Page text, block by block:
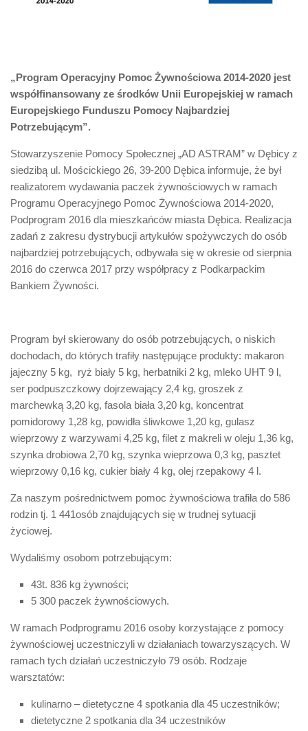
„Program Operacyjny Pomoc Żywnościowa 2014-2020 jest
współfinansowany ze środków Unii Europejskiej w ramach
Europejskiego Funduszu Pomocy Najbardziej
Potrzebującym”.
Stowarzyszenie Pomocy Społecznej „AD ASTRAM” w Dębicy z
siedzibą ul. Mościckiego 26, 39-200 Dębica informuje, że był
realizatorem wydawania paczek żywnościowych w ramach
Programu Operacyjnego Pomoc Żywnościowa 2014-2020,
Podprogram 2016 dla mieszkańców miasta Dębica. Realizacja
zadań z zakresu dystrybucji artykułów spożywczych do osób
najbardziej potrzebujących, odbywała się w okresie od sierpnia
2016 do czerwca 2017 przy współpracy z Podkarpackim
Bankiem Żywności.
Program był skierowany do osób potrzebujących, o niskich
dochodach, do których trafiły następujące produkty: makaron
jajeczny 5 kg, ryż biały 5 kg, herbatniki 2 kg, mleko UHT 9 l,
ser podpuszczkowy dojrzewający 2,4 kg, groszek z
marchewką 3,20 kg, fasola biała 3,20 kg, koncentrat
pomidorowy 1,28 kg, powidła śliwkowe 1,20 kg, gulasz
wieprzowy z warzywami 4,25 kg, filet z makreli w oleju 1,36 kg,
szynka drobiowa 2,70 kg, szynka wieprzowa 0,3 kg, pasztet
wieprzowy 0,16 kg, cukier biały 4 kg, olej rzepakowy 4 l.
Za naszym pośrednictwem pomoc żywnościowa trafiła do 586
rodzin tj. 1 441osób znajdujących się w trudnej sytuacji
życiowej.
Wydaliśmy osobom potrzebującym:
43t. 836 kg żywności;
5 300 paczek żywnościowych.
W ramach Podprogramu 2016 osoby korzystające z pomocy
żywnościowej uczestniczyli w działaniach towarzyszących. W
ramach tych działań uczestniczyło 79 osób. Rodzaje
warsztatów:
kulinarno – dietetyczne 4 spotkania dla 45 uczestników;
dietetyczne 2 spotkania dla 34 uczestników